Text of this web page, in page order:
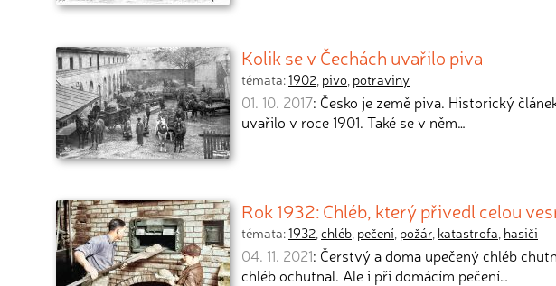
Kolik se v Čechách uvařilo piva
témata:1902, pivo, potraviny
01. 10. 2017: Česko je země piva. Historický
uvařilo v roce 1901. Také se v něm…
Rok 1932: Chléb, který přivedl celou
témata:1932,chléb, pečení, požár, katastrofa, hasiči
04. 11. 2021: Čerstvý a doma upečený chléb
chléb ochutnal. Ale i při domácím pečení…